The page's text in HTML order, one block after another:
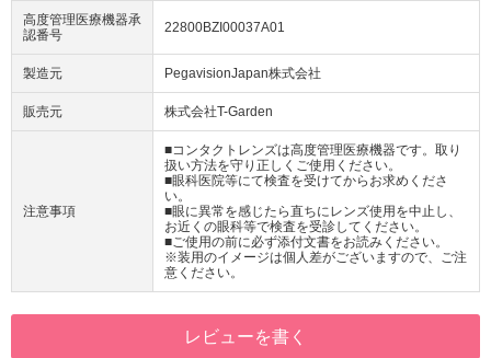
高度管理医療機器承
認番号
22800BZI00037A01
製造元 PegavisionJapan株式会社
販売元 株式会社T-Garden
注意事項
■コンタクトレンズは高度管理医療機器です。取り
扱い方法を守り正しくご使用ください。
■眼科医院等にて検査を受けてからお求めくださ
い。
■眼に異常を感じたら直ちにレンズ使用を中止し、
お近くの眼科等で検査を受診してください。
■ご使用の前に必ず添付文書をお読みください。
※装用のイメージは個人差がございますので、ご注
意ください。
レビューを書く